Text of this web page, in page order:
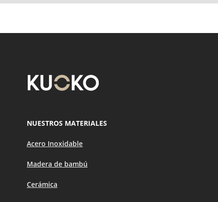
NUESTROS MATERIALES
Acero Inoxidable
Madera de bambú
Cerámica